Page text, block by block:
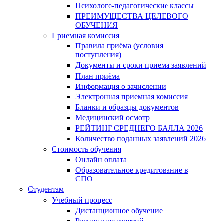
Психолого-педагогические классы
ПРЕИМУЩЕСТВА ЦЕЛЕВОГО
ОБУЧЕНИЯ
Приемная комиссия
Правила приёма (условия
поступления)
Документы и сроки приема заявлений
План приёма
Информация о зачислении
Электронная приемная комиссия
Бланки и образцы документов
Медицинский осмотр
РЕЙТИНГ СРЕДНЕГО БАЛЛА 2026
Количество поданных заявлений 2026
Стоимость обучения
Онлайн оплата
Образовательное кредитование в
СПО
Студентам
Учебный процесс
Дистанционное обучение